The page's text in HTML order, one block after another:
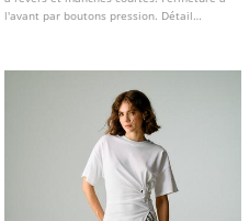
l'avant par boutons pression. Détail